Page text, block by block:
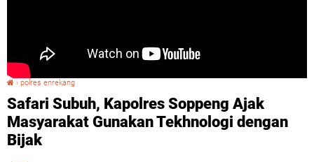
› polres enrekang
Safari Subuh, Kapolres Soppeng Ajak
Masyarakat Gunakan Tekhnologi dengan
Bijak